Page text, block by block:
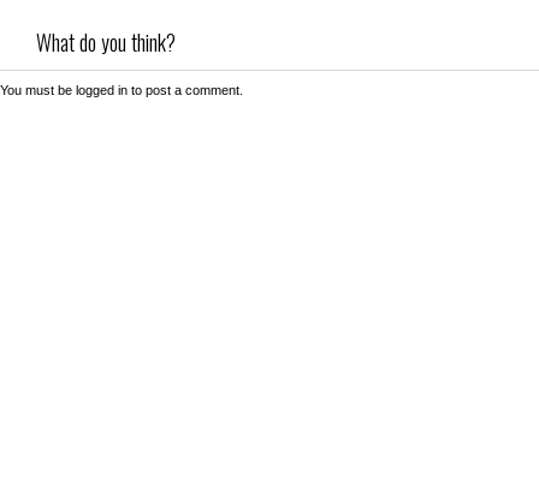
What do you think?
You must be logged in to post a comment.